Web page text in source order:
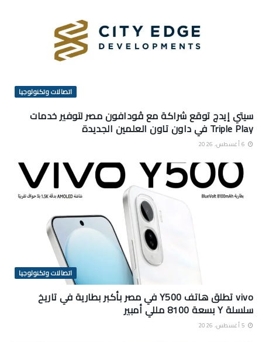
اتصالات وتكنولوجيا
سيتي إيدج توقع شراكة مع ڤودافون مصر لتوفير خدمات
Triple Play في داون تاون العلمين الجديدة
اتصالات وتكنولوجيا
vivo تطلق هاتف Y500 في مصر بأكبر بطارية في تاريخ
سلسلة Y بسعة 8100 مللي أمبير